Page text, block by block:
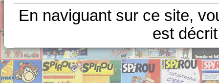
En naviguant sur ce site,
est